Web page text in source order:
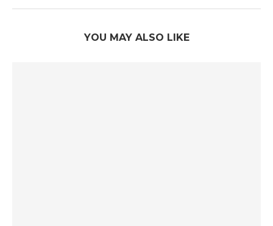
YOU MAY ALSO LIKE